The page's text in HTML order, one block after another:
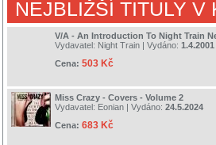
NEJBLIŽŠÍ TITULY V
V/A - An Introduction To Night Train
Vydavatel: Night Train | Vydáno: 1.4.2001
Cena: 503 Kč
Miss Crazy - Covers - Volume 2
Vydavatel: Eonian | Vydáno: 24.5.2024
Cena: 683 Kč